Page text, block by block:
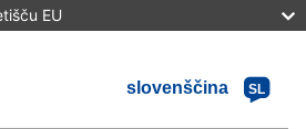
EU
slovenščina
SL